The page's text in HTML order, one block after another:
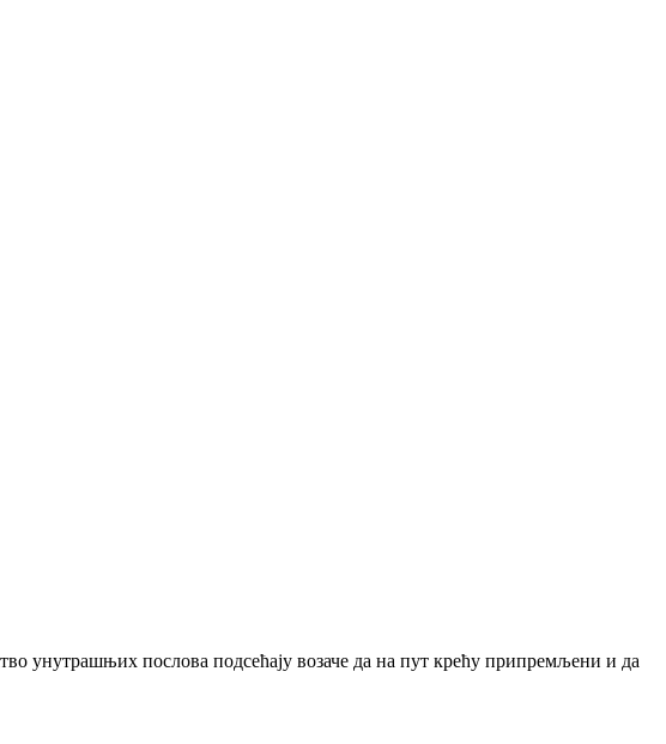
унутрашњих послова подсећају возаче да на пут крећу припремљени и да